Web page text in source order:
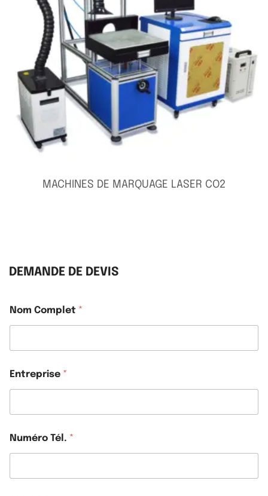
MACHINES DE MARQUAGE LASER CO2
DEMANDE DE DEVIS
Nom Complet *
Entreprise *
Numéro Tél. *